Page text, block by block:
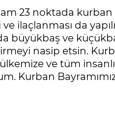
23 noktada kurban
ilaçlanması da
büyükbaş ve
nasip etsin.
ve tüm
Kurban